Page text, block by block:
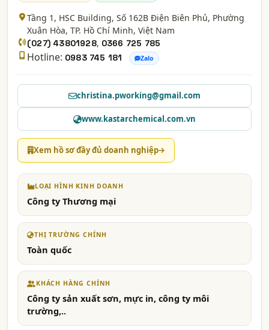
Tầng 1, HSC Building, Số 162B Điện Biên Phủ, Phường
Xuân Hòa, TP. Hồ Chí Minh, Việt Nam
(027) 43801928, 0366 725 785
Hotline: 0983 745 181 Zalo
christina.pworking@gmail.com
www.kastarchemical.com.vn
Xem hồ sơ đầy đủ doanh nghiệp
LOẠI HÌNH KINH DOANH
Công ty Thương mại
THỊ TRƯỜNG CHÍNH
Toàn quốc
KHÁCH HÀNG CHÍNH
Công ty sản xuất sơn, mực in, công ty môi
trường,..